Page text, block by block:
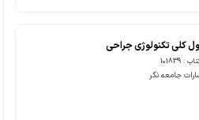
کلی تکنولوژی جراحی
: 101839
جامعه نگر